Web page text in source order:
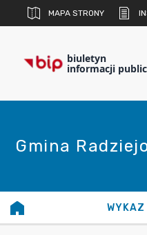
MAPA STRONY
biuletyn
informacji
Gmina
WYKAZ